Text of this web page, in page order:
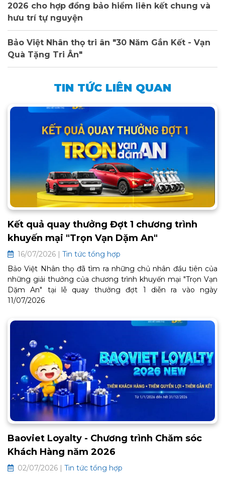
2026 cho hợp đồng bảo hiểm liên kết chung và
hưu trí tự nguyện
Bảo Việt Nhân thọ tri ân "30 Năm Gắn Kết - Vạn
Quà Tặng Tri Ân"
TIN TỨC LIÊN QUAN
Kết quả quay thưởng Đợt 1 chương trình
khuyến mại "Trọn Vạn Dặm An"
16/07/2026 | Tin tức tổng hợp
Bảo Việt Nhân thọ đã tìm ra những chủ nhân đầu tiên của
những giải thưởng của chương trình khuyến mại "Trọn Vạn
Dặm An" tại lễ quay thưởng đợt 1 diễn ra vào ngày
11/07/2026
Baoviet Loyalty - Chương trình Chăm sóc
Khách Hàng năm 2026
02/07/2026 | Tin tức tổng hợp